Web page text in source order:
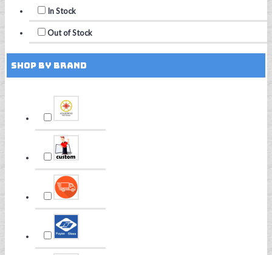
In Stock
Out of Stock
Shop by Brand